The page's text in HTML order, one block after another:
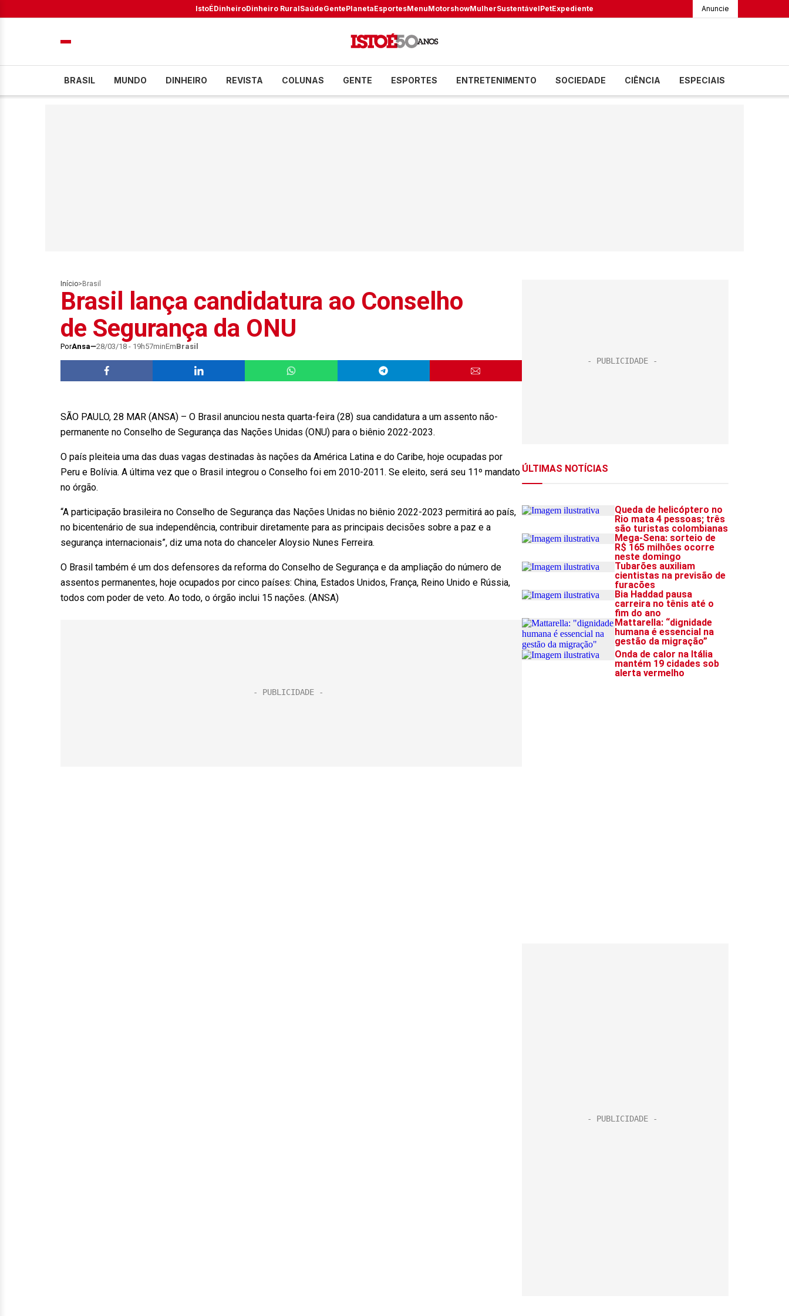
IstoÉDinheiroDinheiro RuralSaúdeGentePlanetaEsportesMenuMotorshowMulherSustentávelPetExpediente Anuncie
BRASIL MUNDO DINHEIRO REVISTA COLUNAS GENTE ESPORTES ENTRETENIMENTO SOCIEDADE CIÊNCIA ESPECIAIS
Início> Brasil
Brasil lança candidatura ao Conselho
de Segurança da ONU
PorAnsa 28/03/18 - 19h57minEmBrasil
SÃO PAULO, 28 MAR (ANSA) – O Brasil anunciou nesta quarta-feira (28) sua candidatura a um assento não-
permanente no Conselho de Segurança das Nações Unidas (ONU) para o biênio 2022-2023.
O país pleiteia uma das duas vagas destinadas às nações da América Latina e do Caribe, hoje ocupadas por
Peru e Bolívia. A última vez que o Brasil integrou o Conselho foi em 2010-2011. Se eleito, será seu 11º mandato
no órgão.
“A participação brasileira no Conselho de Segurança das Nações Unidas no biênio 2022-2023 permitirá ao país,
no bicentenário de sua independência, contribuir diretamente para as principais decisões sobre a paz e a
segurança internacionais”, diz uma nota do chanceler Aloysio Nunes Ferreira.
O Brasil também é um dos defensores da reforma do Conselho de Segurança e da ampliação do número de
assentos permanentes, hoje ocupados por cinco países: China, Estados Unidos, França, Reino Unido e Rússia,
todos com poder de veto. Ao todo, o órgão inclui 15 nações. (ANSA)